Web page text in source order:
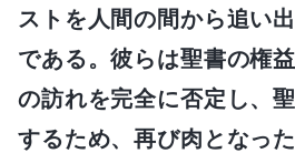
ストを人間の間から追い
である。彼らは聖書の権
の訪れを完全に否定し、
するため、再び肉となっ